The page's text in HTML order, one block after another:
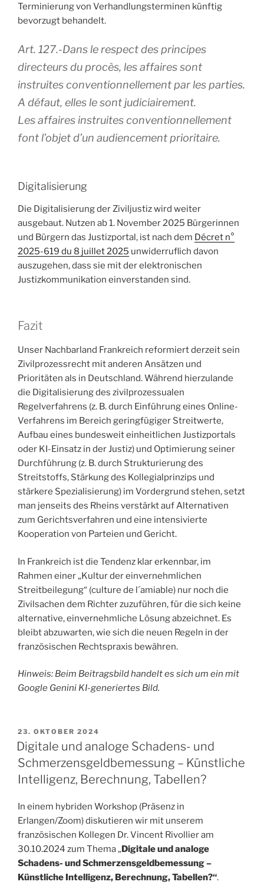
Terminierung von Verhandlungsterminen künftig
bevorzugt behandelt.
Art. 127.-Dans le respect des principes
directeurs du procès, les affaires sont
instruites conventionnellement par les parties.
A défaut, elles le sont judiciairement.
Les affaires instruites conventionnellement
font l’objet d’un audiencement prioritaire.
Digitalisierung
Die Digitalisierung der Ziviljustiz wird weiter
ausgebaut. Nutzen ab 1. November 2025 Bürgerinnen
und Bürgern das Justizportal, ist nach dem Décret n°
2025-619 du 8 juillet 2025 unwiderruflich davon
auszugehen, dass sie mit der elektronischen
Justizkommunikation einverstanden sind.
Fazit
Unser Nachbarland Frankreich reformiert derzeit sein
Zivilprozessrecht mit anderen Ansätzen und
Prioritäten als in Deutschland. Während hierzulande
die Digitalisierung des zivilprozessualen
Regelverfahrens (z. B. durch Einführung eines Online-
Verfahrens im Bereich geringfügiger Streitwerte,
Aufbau eines bundesweit einheitlichen Justizportals
oder KI-Einsatz in der Justiz) und Optimierung seiner
Durchführung (z. B. durch Strukturierung des
Streitstoffs, Stärkung des Kollegialprinzips und
stärkere Spezialisierung) im Vordergrund stehen, setzt
man jenseits des Rheins verstärkt auf Alternativen
zum Gerichtsverfahren und eine intensivierte
Kooperation von Parteien und Gericht.
In Frankreich ist die Tendenz klar erkennbar, im
Rahmen einer „Kultur der einvernehmlichen
Streitbeilegung“ (culture de l´amiable) nur noch die
Zivilsachen dem Richter zuzuführen, für die sich keine
alternative, einvernehmliche Lösung abzeichnet. Es
bleibt abzuwarten, wie sich die neuen Regeln in der
französischen Rechtspraxis bewähren.
Hinweis: Beim Beitragsbild handelt es sich um ein mit
Google Genini KI-generiertes Bild.
VERÖFFENTLICHT
AM
23. OKTOBER 2024
Digitale und analoge Schadens- und
Schmerzensgeldbemessung – Künstliche
Intelligenz, Berechnung, Tabellen?
In einem hybriden Workshop (Präsenz in
Erlangen/Zoom) diskutieren wir mit unserem
französischen Kollegen Dr. Vincent Rivollier am
30.10.2024 zum Thema „ Digitale und analoge
Schadens- und Schmerzensgeldbemessung –
Künstliche Intelligenz, Berechnung, Tabellen?“.